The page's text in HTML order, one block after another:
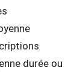
durée ou